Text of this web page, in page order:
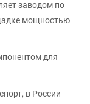
заводом по
мощностью
для
в России